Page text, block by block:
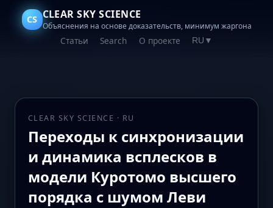
CS CLEAR SKY SCIENCE
Объяснения на основе доказательств, минимум жаргона
Статьи Search О проекте RU ▼
CLEAR SKY SCIENCE · RU
Переходы к синхронизации
и динамика всплесков в
модели Куротомо высшего
порядка с шумом Леви